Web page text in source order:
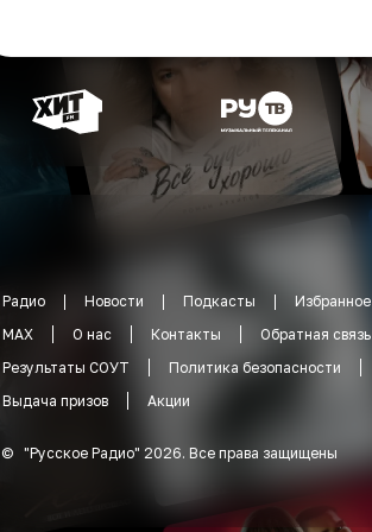
Радио Новости Подкасты Избранное
MAX
О нас Контакты Обратная связь
Результаты СОУТ
Политика безопасности
Выдача призов
Акции
© "Русское Радио" 2026. Все права защищены